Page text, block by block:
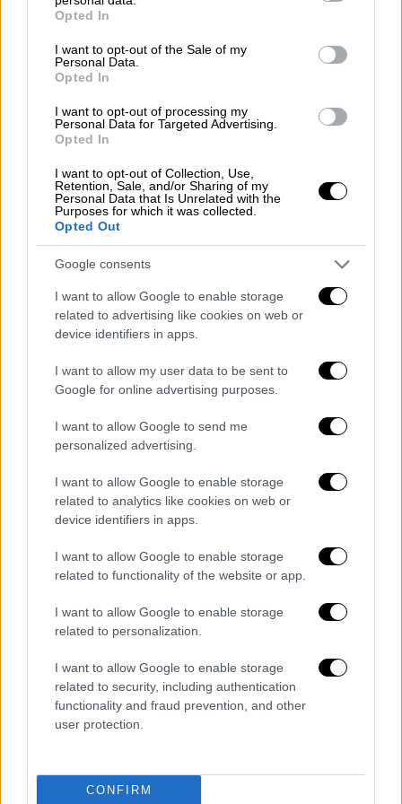
grant or deny consent to Google and its third-party tags to
use your data for below specified purposes in below Google
consent section.
Opted In
I want to opt-out of the Sale of my
Personal Data.
Opted In
I want to opt-out of processing my
Personal Data for Targeted Advertising.
Opted In
I want to opt-out of Collection, Use,
Retention, Sale, and/or Sharing of my
Personal Data that Is Unrelated with the
Purposes for which it was collected.
Opted Out
Google consents
I want to allow Google to enable storage
related to advertising like cookies on web or
device identifiers in apps.
I want to allow my user data to be sent to
Google for online advertising purposes.
I want to allow Google to send me
personalized advertising.
I want to allow Google to enable storage
related to analytics like cookies on web or
device identifiers in apps.
I want to allow Google to enable storage
related to functionality of the website or app.
I want to allow Google to enable storage
related to personalization.
I want to allow Google to enable storage
related to security, including authentication
functionality and fraud prevention, and other
user protection.
CONFIRM
16 χρόνια μετά, για να τον χάσουμε από
κοντά μας δυστυχώς το 2009, από το μοιραίο
σπάσιμο της καρδιάς του.
Με πονάει ακόμη η
απουσία του και λυπάμαι βαθιά που ο γιος
, που του μοιάζει τόσο και πήρε το όνομα
του, δεν τον έχει γνωρίσει. Θα μοιράζονταν
Σκέρτσος.